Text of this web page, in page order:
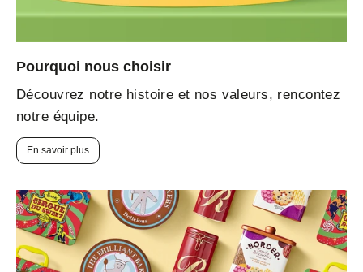
Pourquoi nous choisir
Découvrez notre histoire et nos valeurs, rencontez
notre équipe.
En savoir plus